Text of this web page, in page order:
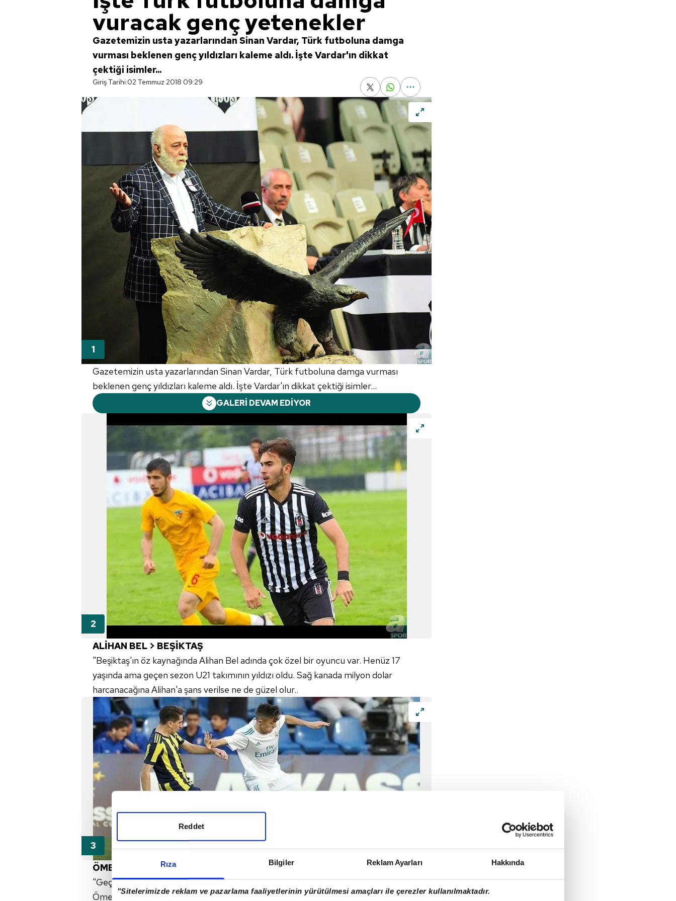
Rıza Bilgiler Reklam Ayarları Hakkında
"Sitelerimizde reklam ve pazarlama faaliyetlerinin yürütülmesi amaçları ile çerezler kullanılmaktadır.
Reddet
vuracak genç yetenekler
Gazetemizin usta yazarlarından Sinan Vardar, Türk futboluna damga
vurması beklenen genç yıldızları kaleme aldı. İşte Vardar'ın dikkat
çektiği isimler...
Giriş Tarihi:02 Temmuz 2018 09:29
Gazetemizin usta yazarlarından Sinan Vardar, Türk futboluna damga vurması
beklenen genç yıldızları kaleme aldı. İşte Vardar'ın dikkat çektiği isimler...
GALERİ DEVAM EDİYOR
ALİHAN BEL > BEŞİKTAŞ
"Beşiktaş'ın öz kaynağında Alihan Bel adında çok özel bir oyuncu var. Henüz 17
yaşında ama geçen sezon U21 takımının yıldızı oldu. Sağ kanada milyon dolar
harcanacağına Alihan'a şans verilse ne de güzel olur..
ÖMER FARUK BEYAZ > FENERBAHÇE
"Geçen ay Fenerbahçe son yılların en radikal kararına imza atarak 15 yaşındaki
Ömer Faruk Beyaz'a profesyonel sözleşme imzaladı. Bu isme dikkat edin. 10